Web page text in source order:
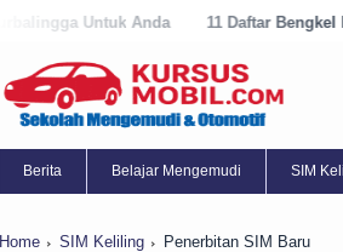
11 Daftar Bengkel Panggilan
Berita Belajar Mengemudi SIM
Home SIM Keliling Penerbitan SIM Baru